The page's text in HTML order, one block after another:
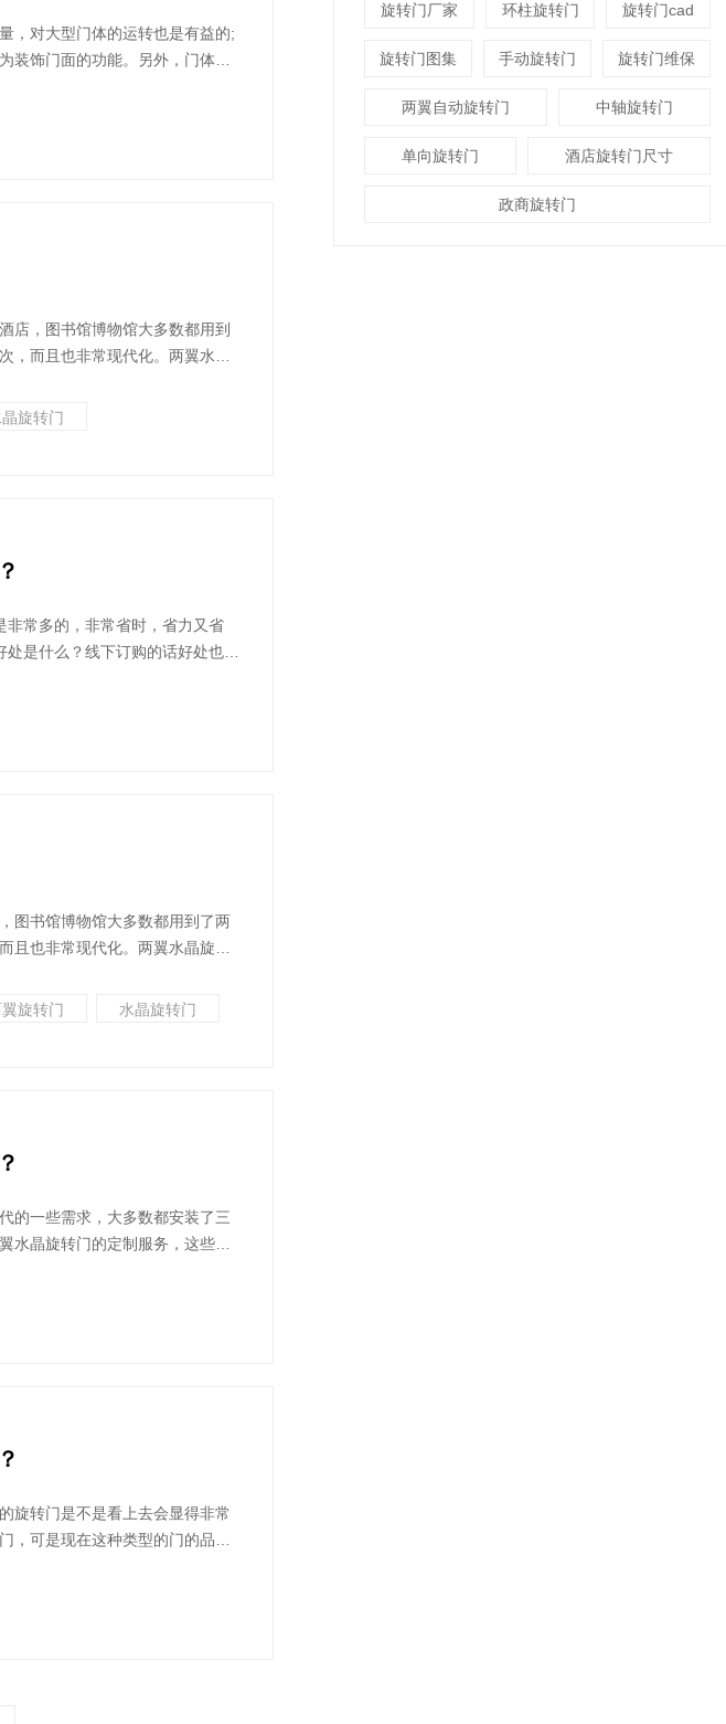
，对大型门体的运转也是有益的;
装饰门面的功能。另外，门体设
，图书馆博物馆大多数都用到
，而且也非常现代化。两翼水晶
翼水晶旋转门需要注意一些
晶旋转门
常多的，非常省时，省力又省
是什么？线下订购的话好处也是
图书馆博物馆大多数都用到了两
且也非常现代化。两翼水晶旋转
晶旋转门需要注意一些...
旋转门 水晶旋转门
的一些需求，大多数都安装了三
水晶旋转门的定制服务，这些渠
旋转门是不是看上去会显得非常
，可是现在这种类型的门的品牌
旋转门厂家 环柱旋转门 旋转门cad
旋转门图集 手动旋转门 旋转门维保
两翼自动旋转门 中轴旋转门
单向旋转门 酒店旋转门尺寸
政商旋转门